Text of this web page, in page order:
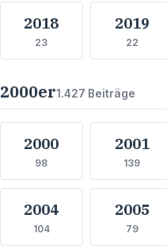
2018
23
2019
22
2000er1.427 Beiträge
2000
98
2001
139
2004
104
2005
79